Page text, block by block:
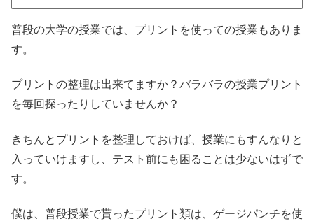
普段の大学の授業では、プリントを使っての授業もありま
す。
プリントの整理は出来てますか？バラバラの授業プリント
を毎回探ったりしていませんか？
きちんとプリントを整理しておけば、授業にもすんなりと
入っていけますし、テスト前にも困ることは少ないはずで
す。
僕は、普段授業で貰ったプリント類は、ゲージパンチを使